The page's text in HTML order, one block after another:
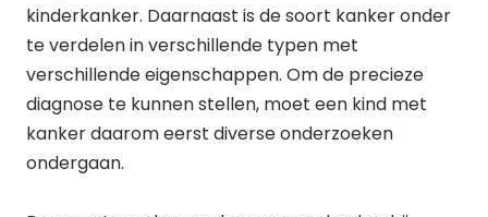
kinderkanker. Daarnaast is de soort kanker onder
te verdelen in verschillende typen met
verschillende eigenschappen. Om de precieze
diagnose te kunnen stellen, moet een kind met
kanker daarom eerst diverse onderzoeken
ondergaan.